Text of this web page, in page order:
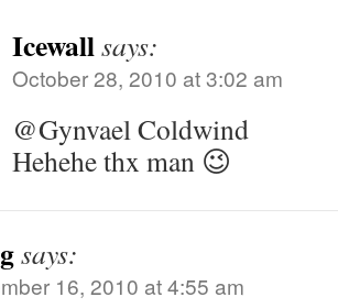
Icewallsays:
October 28, 2010 at 3:02 am
@Gynvael Coldwind
Hehehe thx man 😉
says:
16, 2010 at 4:55 am